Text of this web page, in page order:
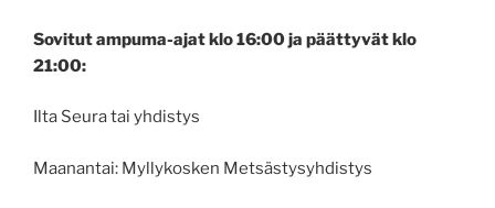
Sovitut ampuma-ajat klo 16:00 ja päättyvät klo
21:00:
Ilta Seura tai yhdistys
Maanantai: Myllykosken Metsästysyhdistys